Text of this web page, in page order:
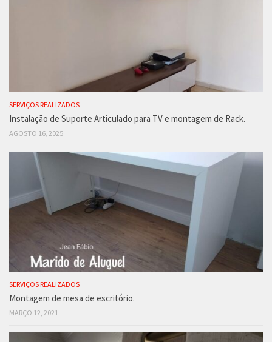
SERVIÇOS REALIZADOS
Instalação de Suporte Articulado para TV e montagem de Rack.
AGOSTO 16, 2025
SERVIÇOS REALIZADOS
Montagem de mesa de escritório.
MARÇO 12, 2021